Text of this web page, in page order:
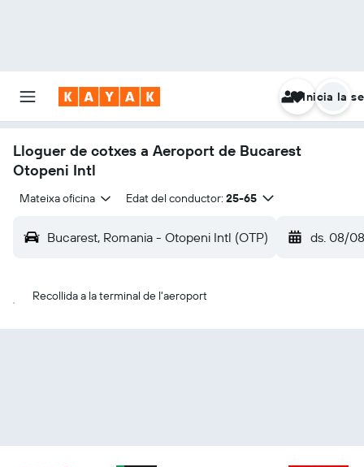
Inicia la
Lloguer de cotxes a Aeroport de Bucarest
Otopeni Intl
Mateixa oficina Edat del conductor: 25-65
Bucarest, Romania - Otopeni Intl (OTP) ds. 08/08
Recollida a la terminal de l'aeroport